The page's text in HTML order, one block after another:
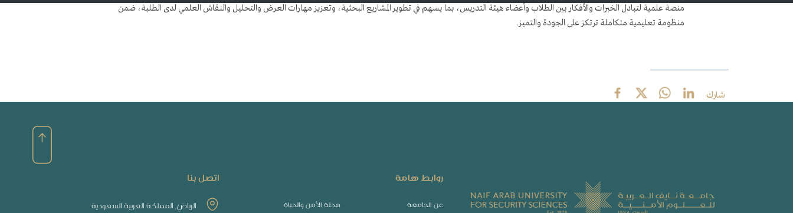
منصة علمية لتبادل الخبرات والأفكار بين الطلاب وأعضاء هيئة التدريس، بما يسهم في تطوير المشاريع البحثية، وتعزيز مهارات العرض والتحليل والنقاش العلمي لدى الطلبة، ضمن
منظومة تعليمية متكاملة ترتكز على الجودة والتميز.​
شارك
روابط هامة
عن الجامعة مجلة الأمن والحياة
اتصل بنا
الرياض, المملكة العربية السعودية